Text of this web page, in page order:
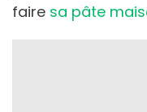
faire sa pâte